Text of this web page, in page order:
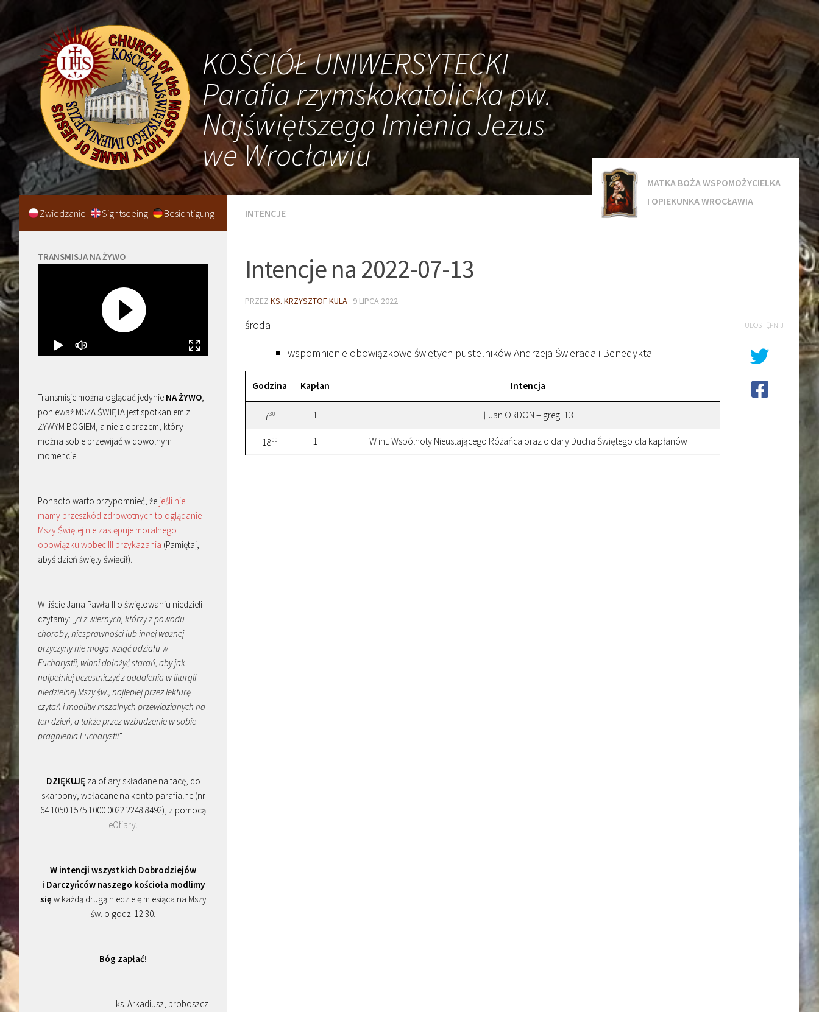
KOŚCIÓŁ UNIWERSYTECKI
Parafia rzymskokatolicka pw.
Najświętszego Imienia Jezus
we Wrocławiu
INTENCJE
MATKA BOŻA WSPOMOŻYCIELKA
I OPIEKUNKA WROCŁAWIA
Intencje na 2022-07-13
PRZEZ KS. KRZYSZTOF KULA · 9 LIPCA 2022
środa
wspomnienie obowiązkowe świętych pustelników Andrzeja Świerada i Benedykta
Godzina Kapłan Intencja
730 1 † Jan ORDON – greg. 13
1800 1 W int. Wspólnoty Nieustającego Różańca oraz o dary Ducha Świętego dla kapłanów
UDOSTĘPNIJ
Zwiedzanie Sightseeing Besichtigung
TRANSMISJA NA ŻYWO
Transmisje można oglądać jedynie NA ŻYWO,
ponieważ MSZA ŚWIĘTA jest spotkaniem z
ŻYWYM BOGIEM, a nie z obrazem, który
można sobie przewijać w dowolnym
momencie.
Ponadto warto przypomnieć, że jeśli nie
mamy przeszkód zdrowotnych to oglądanie
Mszy Świętej nie zastępuje moralnego
obowiązku wobec III przykazania (Pamiętaj,
abyś dzień święty święcił).
W liście Jana Pawła II o świętowaniu niedzieli
czytamy: „ci z wiernych, którzy z powodu
choroby, niesprawności lub innej ważnej
przyczyny nie mogą wziąć udziału w
Eucharystii, winni dołożyć starań, aby jak
najpełniej uczestniczyć z oddalenia w liturgii
niedzielnej Mszy św., najlepiej przez lekturę
czytań i modlitw mszalnych przewidzianych na
ten dzień, a także przez wzbudzenie w sobie
pragnienia Eucharystii”.
DZIĘKUJĘza ofiary składane na tacę, do
skarbony, wpłacane na konto parafialne (nr
64 1050 1575 1000 0022 2248 8492), z pomocą
eOfiary.
W intencji wszystkich Dobrodziejów
i Darczyńców naszego kościoła modlimy
się w każdą drugą niedzielę miesiąca na Mszy
św. o godz. 12.30.
Bóg zapłać!
ks. Arkadiusz, proboszcz